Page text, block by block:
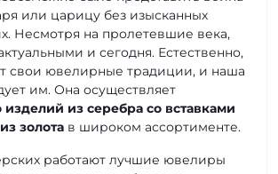
или царицу без изысканных
Несмотря на пролетевшие века,
и сегодня. Естественно,
свои ювелирные традиции, и наша
им. Она осуществляет
изделий из серебра со вставками
золота в широком ассортименте.
работают лучшие ювелиры